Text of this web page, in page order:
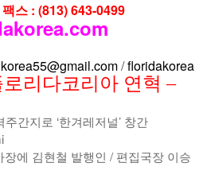
팩스 : (813) 643-0499
/flo
로리다코리아 연혁 –
간지로 ‘한겨레저널’ 창간
발행인 / 편집국장 이승